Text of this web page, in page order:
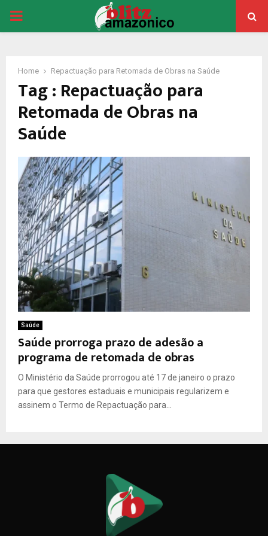
PRIMARY
Home Repactuação para Retomada de Obras na Saúde
Tag : Repactuação para
Retomada de Obras na
Saúde
Saúde
Saúde prorroga prazo de adesão a
programa de retomada de obras
O Ministério da Saúde prorrogou até 17 de janeiro o prazo
para que gestores estaduais e municipais regularizem e
assinem o Termo de Repactuação para...